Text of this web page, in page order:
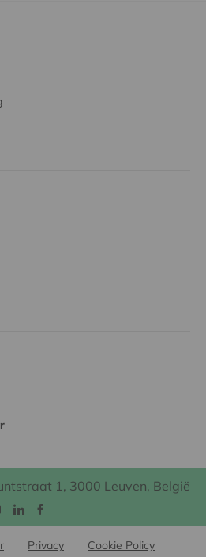
1, 3000 Leuven, België
Privacy Cookie Policy